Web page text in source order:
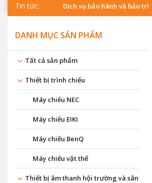
Tin tức: Dịch vụ bảo hành và bảo trì
DANH MỤC SẢN PHẨM
Tất cả sản phẩm
Thiết bị trình chiếu
Máy chiếu NEC
Máy chiếu EIKI
Máy chiếu BenQ
Máy chiếu vật thể
Thiết bị âm thanh hội trường và sân